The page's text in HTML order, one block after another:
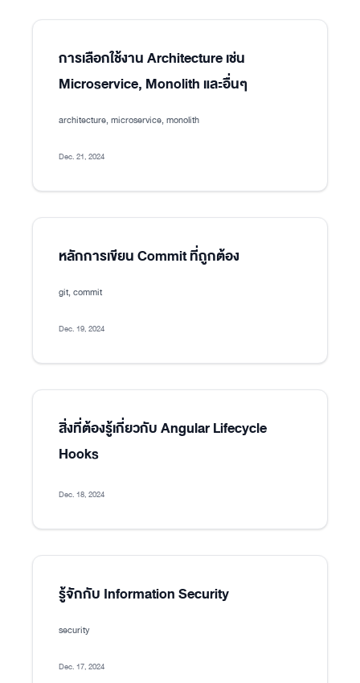
การเลือกใช้งาน Architecture เช่น
Microservice, Monolith และอื่นๆ
architecture, microservice, monolith
Dec. 21, 2024
หลักการเขียน Commit ที่ถูกต้อง
git, commit
Dec. 19, 2024
สิ่งที่ต้องรู้เกี่ยวกับ Angular Lifecycle
Hooks
Dec. 18, 2024
รู้จักกับ Information Security
security
Dec. 17, 2024